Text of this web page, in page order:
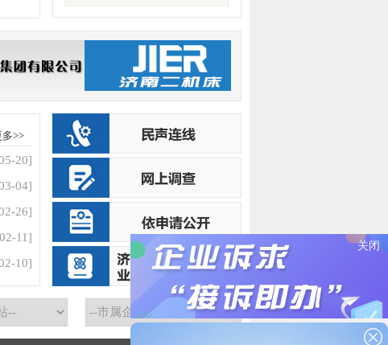
多>>
20]
04]
26]
11]
10]
关闭